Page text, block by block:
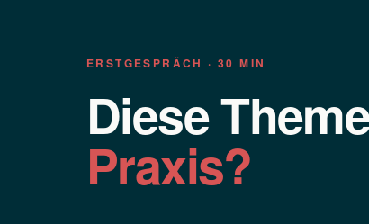
ERSTGESPRÄCH · 30 MIN
Diese
Praxis?